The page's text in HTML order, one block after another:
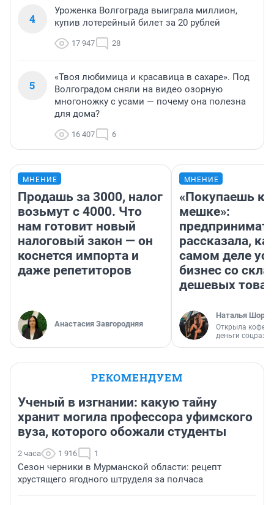
4
Уроженка Волгограда выиграла миллион,
купив лотерейный билет за 20 рублей
17 947 28
5
«Твоя любимица и красавица в сахаре». Под
Волгоградом сняли на видео озорную
многоножку с усами — почему она полезна
для дома?
16 407 6
МНЕНИЕ
Продашь за 3000, налог
возьмут с 4000. Что
нам готовит новый
налоговый закон — он
коснется импорта и
даже репетиторов
Анастасия Завгородняя
МНЕНИЕ
«Покупаешь
мешке»:
рассказала,
самом деле
бизнес со
дешевых
Наталья
Открыла
деньги
РЕКОМЕНДУЕМ
Ученый в изгнании: какую тайну
хранит могила профессора уфимского
вуза, которого обожали студенты
2 часа 1 916 1
Сезон черники в Мурманской области: рецепт
хрустящего ягодного штруделя за полчаса